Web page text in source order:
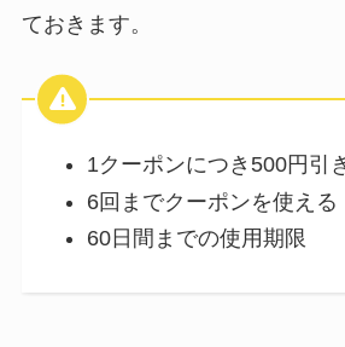
ておきます。
1クーポンにつき500円引
6回までクーポンを使える
60日間までの使用期限